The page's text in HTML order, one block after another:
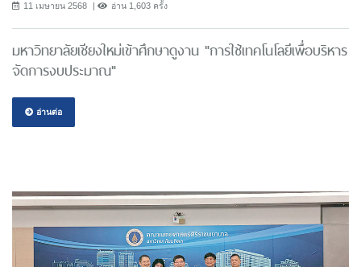
11 เมษายน 2568 อ่าน 1,603 ครั้ง
มหาวิทยาลัยเชียงใหม่เข้าศึกษาดูงาน "การใช้เทคโนโลยีเพื่อบริหาร
จัดการงบประมาณ"
อ่านต่อ